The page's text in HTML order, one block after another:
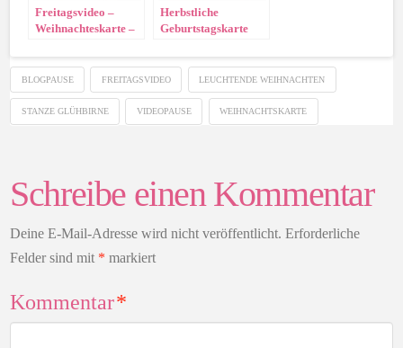
Freitagsvideo –
Weihnachteskarte –
Jahr
Herbstliche
Geburtstagskarte
Jahr“
BLOGPAUSE FREITAGSVIDEO LEUCHTENDE WEIHNACHTEN
STANZE GLÜHBIRNE VIDEOPAUSE WEIHNACHTSKARTE
Schreibe einen Kommentar
Deine E-Mail-Adresse wird nicht veröffentlicht. Erforderliche
Felder sind mit * markiert
Kommentar*